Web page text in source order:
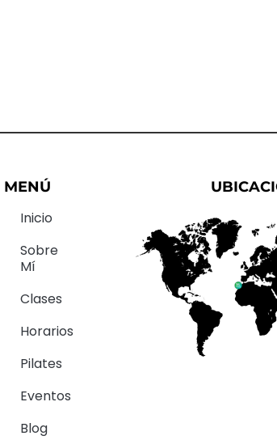
MENÚ
Inicio
Sobre
Mí
Clases
Horarios
Pilates
Eventos
Blog